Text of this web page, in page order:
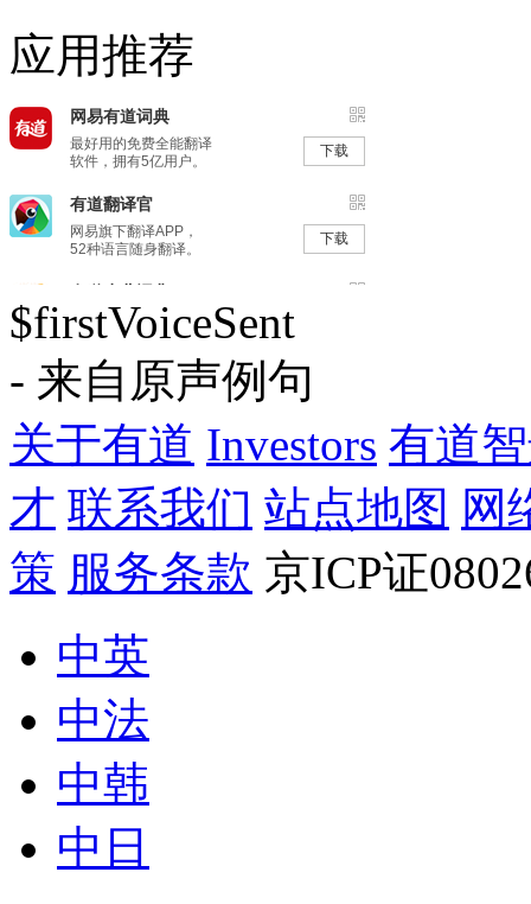
应用推荐
$firstVoiceSent
- 来自原声例句
关于有道 Investors 有道
才 联系我们 站点地图 网
策 服务条款 京ICP证
中英
中法
中韩
中日